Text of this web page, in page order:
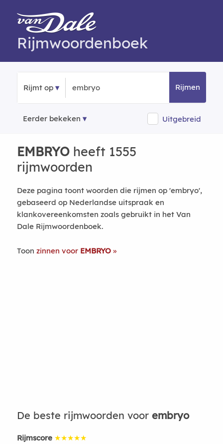
Rijmwoordenboek
Rijmt op Rijmen
Eerder bekeken Uitgebreid
EMBRYOheeft 1555
rijmwoorden
Deze pagina toont woorden die rijmen op 'embryo',
gebaseerd op Nederlandse uitspraak en
klankovereenkomsten zoals gebruikt in het Van
Dale Rijmwoordenboek.
Toon zinnen voor EMBRYO
De beste rijmwoorden voor embryo
Rijmscore ★★★★★